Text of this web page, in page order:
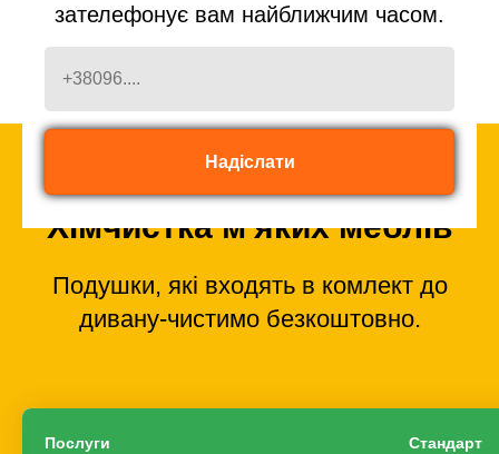
Хімчистка м'яких меблів
Подушки, які входять в комлект до
дивану-чистимо безкоштовно.
Послуги Стандарт
зателефонує вам найближчим часом.
Надіслати